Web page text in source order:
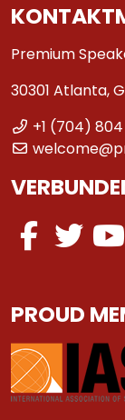
Premium
30301 Atlanta,
+1 (704) 804
PROUD